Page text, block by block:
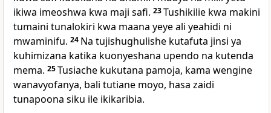
ikiwa imeoshwa kwa maji safi. 23Tushikilie kwa makini
tumaini tunalokiri kwa maana yeye ali yeahidi ni
mwaminifu. 24 Na tujishughulishe kutafuta jinsi ya
kuhimizana katika kuonyeshana upendo na kutenda
mema. 25Tusiache kukutana pamoja, kama wengine
wanavyofanya, bali tutiane moyo, hasa zaidi
tunapoona siku ile ikikaribia.